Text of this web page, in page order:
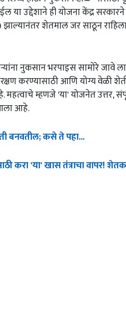
या उद्देशाने ही योजना केंद्र
शेतमाल जर साठून
नुकसान भरपाइस सामोरे जावे
करण्यासाठी आणि योग्य वेळी शेती
म्हणजे 'या' योजनेत उत्तर,
आहे.
बनवतील; कसे ते पहा...
'या' खास तंत्राचा वापर!